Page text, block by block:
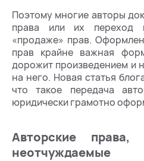
Поэтому многие авторы
права или их переход
«продаже» прав.
прав крайне важная
дорожит произведением и
на него. Новая статья
что такое передача
юридически грамотно
Авторские права,
неотчуждаемые